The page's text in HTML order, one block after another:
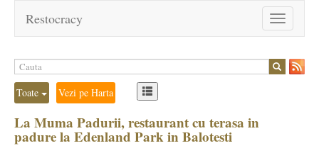
Toggle
navigation
Restocracy
Toate Vezi pe Harta
La Muma Padurii, restaurant cu terasa in
padure la Edenland Park in Balotesti